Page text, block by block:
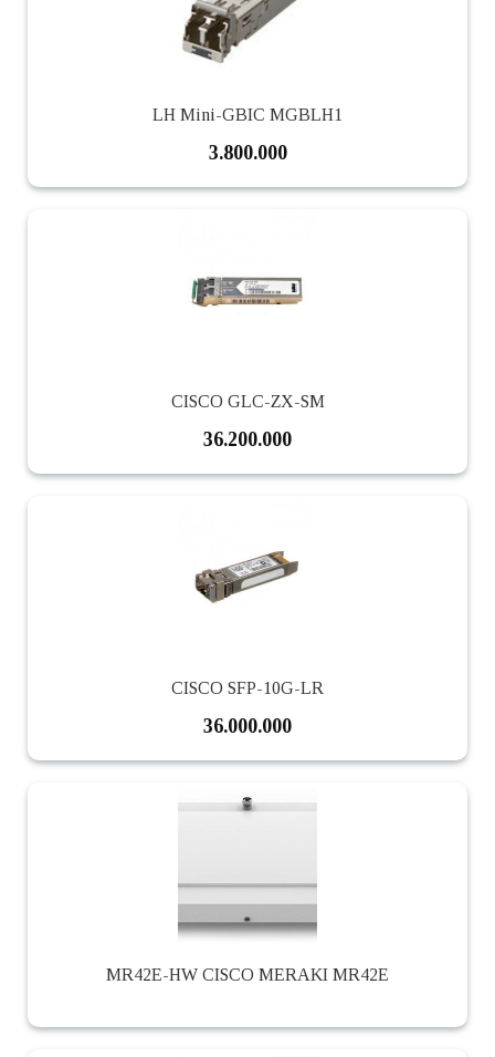
LH Mini-GBIC MGBLH1
3.800.000
CISCO GLC-ZX-SM
36.200.000
CISCO SFP-10G-LR
36.000.000
MR42E-HW CISCO MERAKI MR42E